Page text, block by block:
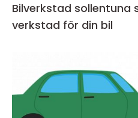
Bilverkstad sollentuna så väljer du rätt
verkstad för din bil